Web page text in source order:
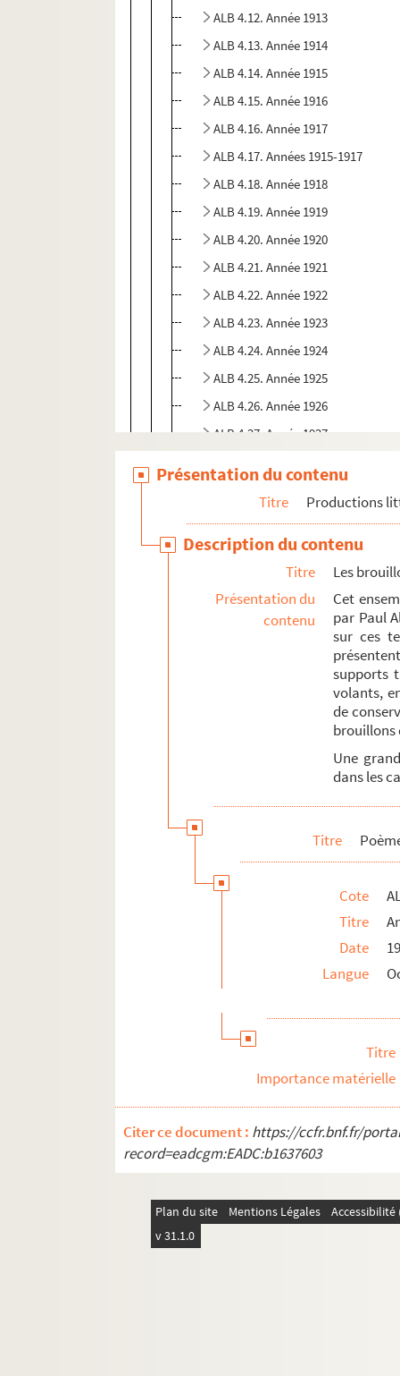
ALB 4.12. Année 1913
ALB 4.13. Année 1914
ALB 4.14. Année 1915
ALB 4.15. Année 1916
ALB 4.16. Année 1917
ALB 4.17. Années 1915-1917
ALB 4.18. Année 1918
ALB 4.19. Année 1919
ALB 4.20. Année 1920
ALB 4.21. Année 1921
ALB 4.22. Année 1922
ALB 4.23. Année 1923
ALB 4.24. Année 1924
ALB 4.25. Année 1925
ALB 4.26. Année 1926
ALB 4.27. Année 1927
Pièces de théâtre, opérette
Histoires, contes et légendes
Recueils et carnets
ALB 4.94. Prières à Notre-Dame de
Les manuscrits de Paul Albarel
ALB 4.114. Épreuves corrigées
Les publications de Paul Albarel
Documents relatifs aux publications de
Travaux d'érudition et sociétés savantes
Associations locales
La Grande Guerre et le front d'Orient
Documents et objets annexes
Présentation du contenu
Titre Productions
Description du contenu
Titre
Les
Présentation du
contenu
Cet
par Paul
sur ces
supports
volants,
de
Une
dans les
Titre
Cote
Titre
Date
Langue
Titre
Importance matérielle
Citer ce document : https://ccfr.bnf.fr/
record=eadcgm:EADC:b1637603
Plan du site Mentions Légales
v 31.1.0